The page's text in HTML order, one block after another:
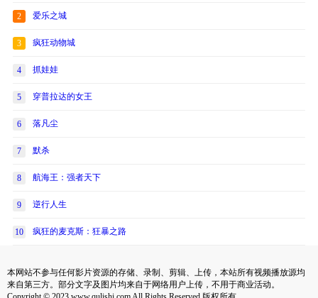
2 爱乐之城
3 疯狂动物城
4 抓娃娃
5 穿普拉达的女王
6 落凡尘
7 默杀
8 航海王：强者天下
9 逆行人生
10 疯狂的麦克斯：狂暴之路
本网站不参与任何影片资源的存储、录制、剪辑、上传，本站所有视频播放源均
来自第三方。部分文字及图片均来自于网络用户上传，不用于商业活动。